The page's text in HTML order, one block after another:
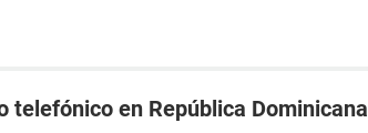
telefónico en República Dominicana